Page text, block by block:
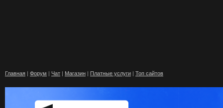
Главная | Форум | Чат | Магазин | Платные услуги | Топ сайтов